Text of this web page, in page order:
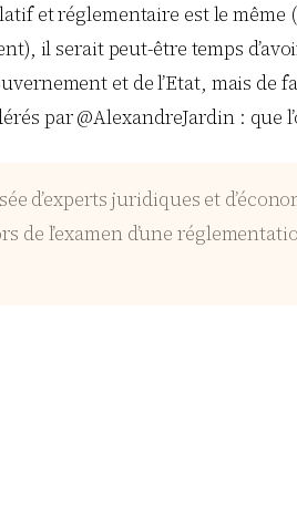
et réglementaire est le
il serait peut-être temps
et de l’Etat, mais de
par @AlexandreJardin :
d’experts juridiques et
de l’examen d’une